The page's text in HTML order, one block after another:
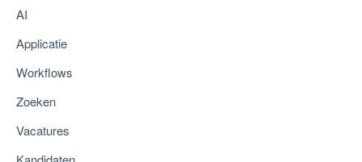
AI
Applicatie
Workflows
Zoeken
Vacatures